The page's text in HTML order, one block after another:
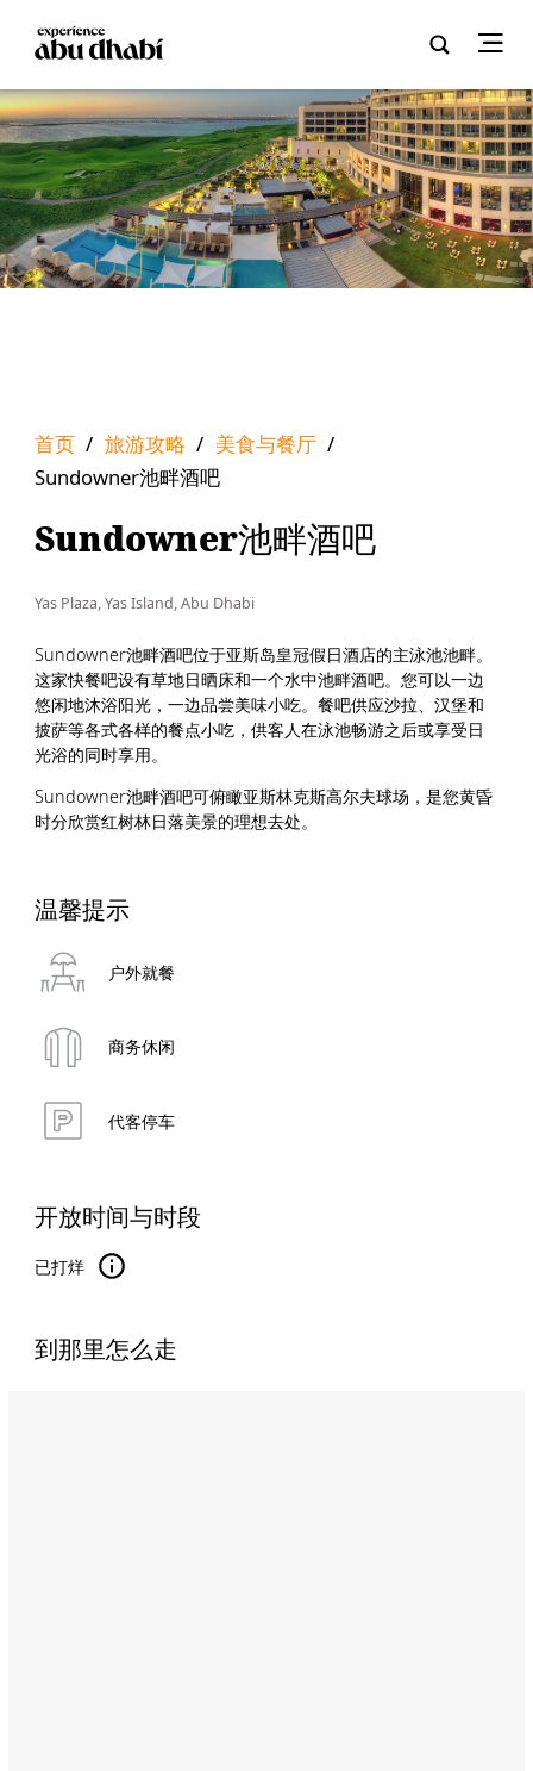
首页 / 旅游攻略 / 美食与餐厅 /
Sundowner池畔酒吧
Sundowner池畔酒吧
Yas Plaza, Yas Island, Abu Dhabi
Sundowner池畔酒吧位于亚斯岛皇冠假日酒店的主泳池池畔。
这家快餐吧设有草地日晒床和一个水中池畔酒吧。您可以一边
悠闲地沐浴阳光，一边品尝美味小吃。餐吧供应沙拉、汉堡和
披萨等各式各样的餐点小吃，供客人在泳池畅游之后或享受日
光浴的同时享用。
Sundowner池畔酒吧可俯瞰亚斯林克斯高尔夫球场，是您黄昏
时分欣赏红树林日落美景的理想去处。
温馨提示
户外就餐
商务休闲
代客停车
开放时间与时段
已打烊
到那里怎么走